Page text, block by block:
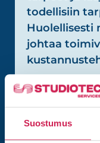
Suostumus
todellisiin
Huolellisesti
johtaa
Koulutus